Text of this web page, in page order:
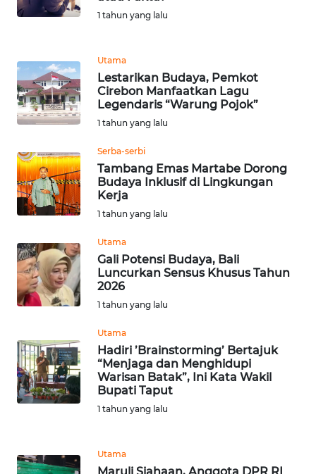
1 tahun yang lalu
Utama
Lestarikan Budaya, Pemkot
Cirebon Manfaatkan Lagu
Legendaris “Warung Pojok”
1 tahun yang lalu
Serba-serbi
Tambang Emas Martabe Dorong
Budaya Inklusif di Lingkungan
Kerja
1 tahun yang lalu
Utama
Gali Potensi Budaya, Bali
Luncurkan Sensus Khusus Tahun
2026
1 tahun yang lalu
Utama
Hadiri ’Brainstorming’ Bertajuk
“Menjaga dan Menghidupi
Warisan Batak”, Ini Kata Wakil
Bupati Taput
1 tahun yang lalu
Utama
WN
LAMPUNG
JATENG
WN
NUSANTARA
WN
JOGJA
WN
WN
BALI
WN
WN
KALTENG